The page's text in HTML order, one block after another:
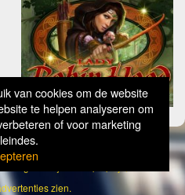
van cookies om de website
te helpen analyseren om
of voor marketing
Wild 2026
gokken jou? Stop op tijd, 18+
zien.